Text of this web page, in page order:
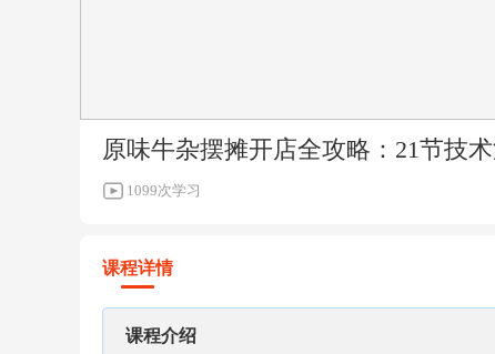
原味牛杂摆摊开店全攻略：21节技
1099次学习
课程详情
课程介绍